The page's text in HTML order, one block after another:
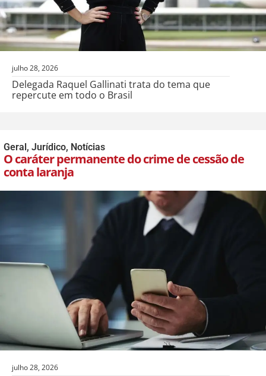
julho 28, 2026
Delegada Raquel Gallinati trata do tema que
repercute em todo o Brasil
Geral, Jurídico, Notícias
O caráter permanente do crime de cessão de
conta laranja
julho 28, 2026